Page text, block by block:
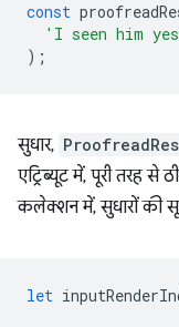
const
'I seen him
);
सुधार,
एट्रिब्यूट में, पूरी तरह
कलेक्शन में, सुधारों की
let